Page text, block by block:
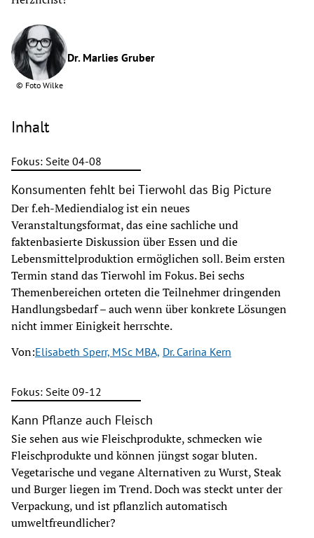
© Foto Wilke
Dr. Marlies Gruber
Inhalt
Fokus: Seite 04-08
Konsumenten fehlt bei Tierwohl das Big Picture
Der f.eh-Mediendialog ist ein neues
Veranstaltungsformat, das eine sachliche und
faktenbasierte Diskussion über Essen und die
Lebensmittelproduktion ermöglichen soll. Beim ersten
Termin stand das Tierwohl im Fokus. Bei sechs
Themenbereichen orteten die Teilnehmer dringenden
Handlungsbedarf – auch wenn über konkrete Lösungen
nicht immer Einigkeit herrschte.
Von:Elisabeth Sperr, MSc MBA, Dr. Carina Kern
Fokus: Seite 09-12
Kann Pflanze auch Fleisch
Sie sehen aus wie Fleischprodukte, schmecken wie
Fleischprodukte und können jüngst sogar bluten.
Vegetarische und vegane Alternativen zu Wurst, Steak
und Burger liegen im Trend. Doch was steckt unter der
Verpackung, und ist pflanzlich automatisch
umweltfreundlicher?